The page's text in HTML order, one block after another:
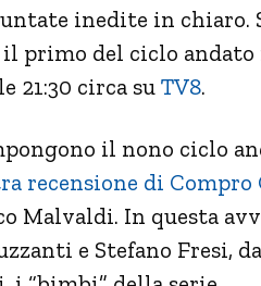
inedite in chiaro.
primo del ciclo andato
21:30 circa suTV8.
il nono ciclo
recensione di Compro
Malvaldi. In questa
e Stefano Fresi,